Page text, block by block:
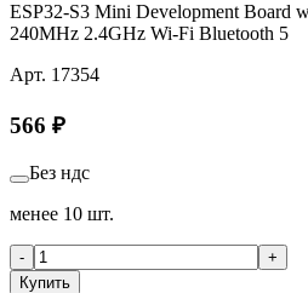
ESP32-S3 Mini Development Board
240MHz 2.4GHz Wi-Fi Bluetooth 5
Арт. 17354
566 ₽
Без ндс
менее 10 шт.
-
+
Купить